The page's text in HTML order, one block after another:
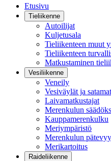
Etusivu
Tieliikenne
Autoilijat
Kuljetusala
Tieliikenteen muut
Tieliikenteen
Matkustaminen
Vesiliikenne
Veneily
Vesiväylät ja satamat
Laivamatkustajat
Merenkulun
Kauppamerenkulku
Meriympäristö
Merenkulun
Merikartoitus
Raideliikenne